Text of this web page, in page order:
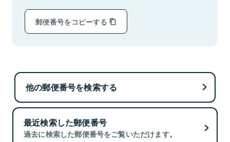
郵便番号をコピーする
他の郵便番号を検索する
最近検索した郵便番号
過去に検索した郵便番号をご覧いただけます。